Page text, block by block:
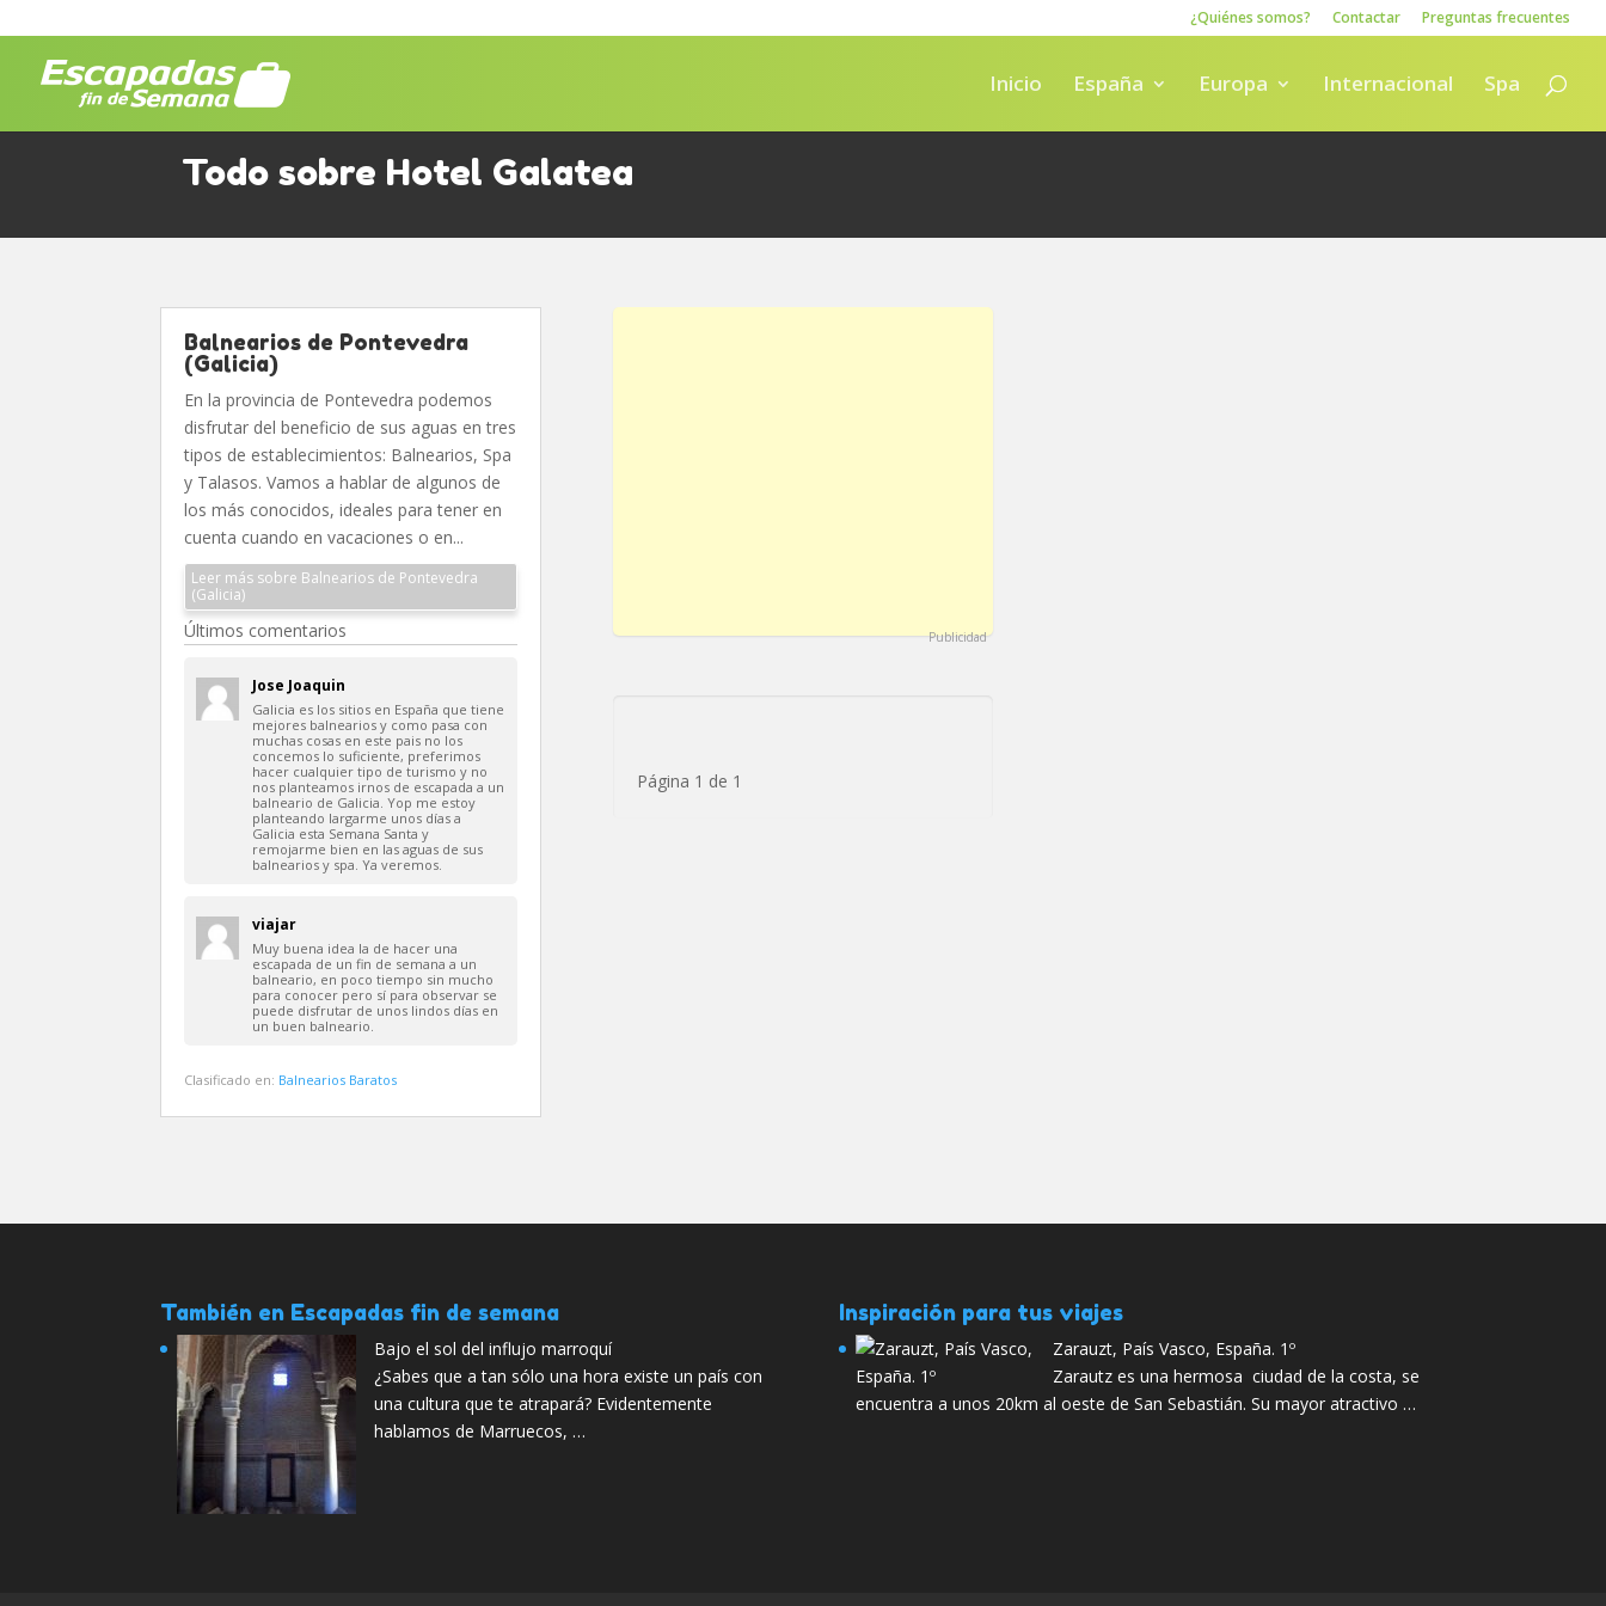
¿Quiénes somos? Contactar Preguntas frecuentes
Inicio España Europa Internacional Spa
Todo sobre Hotel Galatea
Balnearios de Pontevedra
(Galicia)
En la provincia de Pontevedra podemos
disfrutar del beneficio de sus aguas en tres
tipos de establecimientos: Balnearios, Spa
y Talasos. Vamos a hablar de algunos de
los más conocidos, ideales para tener en
cuenta cuando en vacaciones o en...
Leer más sobre Balnearios de Pontevedra
(Galicia)
Últimos comentarios
Jose Joaquin
Galicia es los sitios en España que tiene
mejores balnearios y como pasa con
muchas cosas en este pais no los
concemos lo suficiente, preferimos
hacer cualquier tipo de turismo y no
nos planteamos irnos de escapada a un
balneario de Galicia. Yop me estoy
planteando largarme unos días a
Galicia esta Semana Santa y
remojarme bien en las aguas de sus
balnearios y spa. Ya veremos.
viajar
Muy buena idea la de hacer una
escapada de un fin de semana a un
balneario, en poco tiempo sin mucho
para conocer pero sí para observar se
puede disfrutar de unos lindos días en
un buen balneario.
Clasificado en: Balnearios Baratos
Publicidad
Página 1 de 1
También en Escapadas fin de semana
Bajo el sol del influjo marroquí
¿Sabes que a tan sólo una hora existe un país con
una cultura que te atrapará? Evidentemente
hablamos de Marruecos, …
Inspiración para tus viajes
Zarauzt, País Vasco, España. 1º
Zarautz es una hermosa ciudad de la costa, se
encuentra a unos 20km al oeste de San Sebastián. Su mayor atractivo …